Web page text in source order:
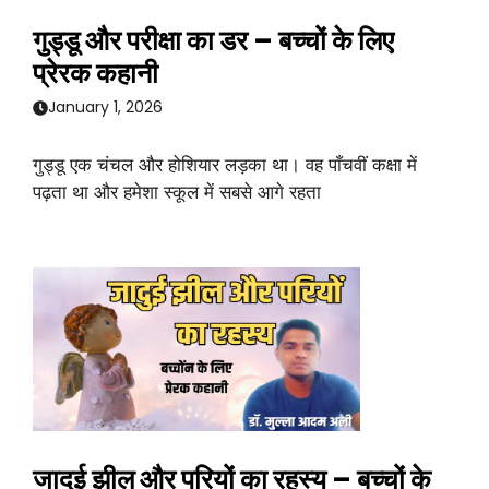
गुड्डू और परीक्षा का डर – बच्चों के लिए
प्रेरक कहानी
January 1, 2026
गुड्डू एक चंचल और होशियार लड़का था। वह पाँचवीं कक्षा में
पढ़ता था और हमेशा स्कूल में सबसे आगे रहता
जादुई झील और परियों का रहस्य – बच्चों के